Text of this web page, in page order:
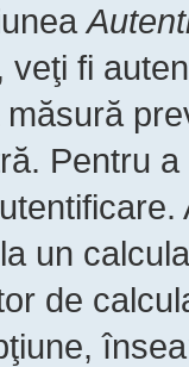
fi
Pentru
un
de